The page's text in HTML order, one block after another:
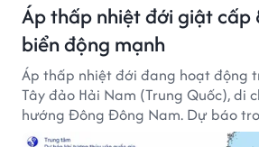
Áp thấp nhiệt đới giật cấp
biển động mạnh
Áp thấp nhiệt đới đang hoạt động
Tây đảo Hải Nam (Trung Quốc), di
hướng Đông Đông Nam. Dự báo
thống này suy yếu dần thành vùng